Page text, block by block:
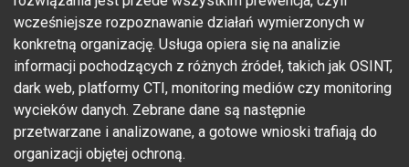
wcześniejsze rozpoznawanie działań wymierzonych w
konkretną organizację. Usługa opiera się na analizie
informacji pochodzących z różnych źródeł, takich jak OSINT,
dark web, platformy CTI, monitoring mediów czy monitoring
wycieków danych. Zebrane dane są następnie
przetwarzane i analizowane, a gotowe wnioski trafiają do
organizacji objętej ochroną.